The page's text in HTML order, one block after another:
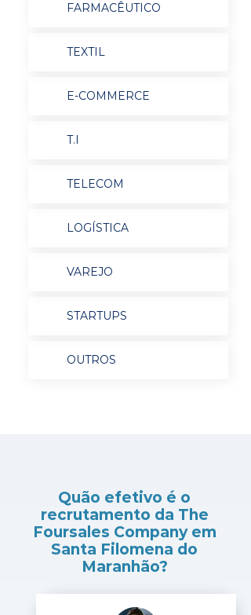
FARMACÊUTICO
TEXTIL
E-COMMERCE
T.I
TELECOM
LOGÍSTICA
VAREJO
STARTUPS
OUTROS
Quão efetivo é o
recrutamento da The
Foursales Company em
Santa Filomena do
Maranhão?